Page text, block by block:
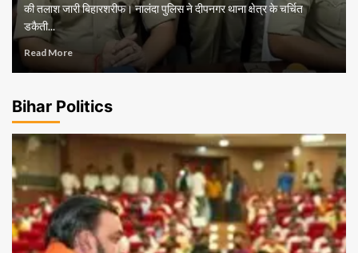
की तलाश जारी बिहारशरीफ। नालंदा पुलिस ने दीपनगर थाना क्षेत्र के चर्चित
डकैती...
Read More
Bihar Politics